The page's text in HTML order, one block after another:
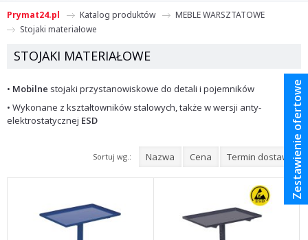
Zestawienie ofertowe
Prymat24.pl Katalog produktów
MEBLE WARSZTATOWE
Stojaki materiałowe
STOJAKI MATERIAŁOWE
• Mobilne stojaki przystanowiskowe do detali i pojemników
• Wykonane z kształtowników stalowych, także w wersji anty-
elektrostatycznej ESD
Sortuj wg.: Nazwa Cena Termin dostawy